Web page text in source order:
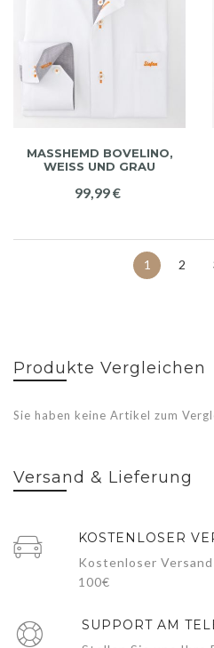
MASSHEMD BOVELINO, W
EISS UND GRAU
99,99 €
1 2
Produkte Vergleichen
Sie haben keine Artikel zum
Versand & Lieferung
KOSTENLOSER
Kostenloser
100€
SUPPORT AM